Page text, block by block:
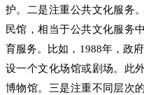
护。二是注重公共文化服务
民馆，相当于公共文化服务
育服务。比如，1988年，政
设一个文化场馆或剧场。此
博物馆。三是注重不同层次